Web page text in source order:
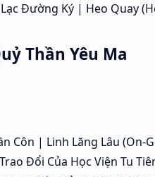
Đường Ký | Heo Quay
Thần Yêu Ma
Côn | Linh Lăng Lâu (On-
Đổi Của Học Viện Tu